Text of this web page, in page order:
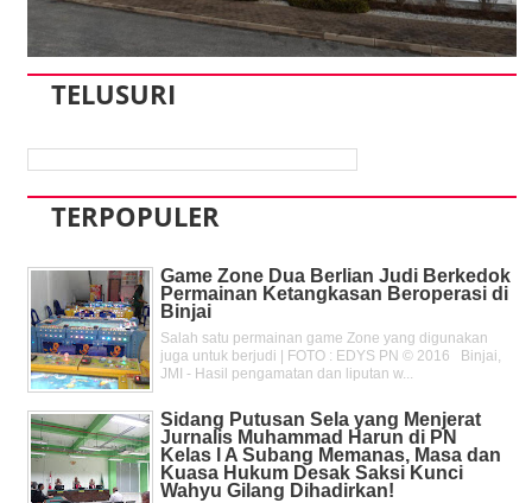
TELUSURI
TERPOPULER
Game Zone Dua Berlian Judi Berkedok
Permainan Ketangkasan Beroperasi di
Binjai
Salah satu permainan game Zone yang digunakan
juga untuk berjudi | FOTO : EDYS PN © 2016 Binjai,
JMI - Hasil pengamatan dan liputan w...
Sidang Putusan Sela yang Menjerat
Jurnalis Muhammad Harun di PN
Kelas l A Subang Memanas, Masa dan
Kuasa Hukum Desak Saksi Kunci
Wahyu Gilang Dihadirkan!